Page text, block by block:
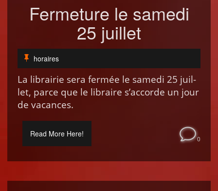
Fermeture le samedi
25 juillet
horaires
La librairie sera fer­mée le same­di 25 juil­
let, parce que le libraire s’ac­corde un jour
de vacances.
Read More Here!
0